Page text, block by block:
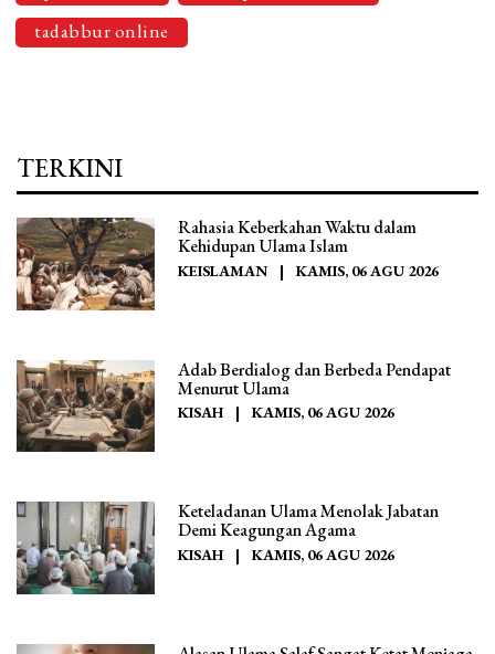
tadabbur online
TERKINI
Rahasia Keberkahan Waktu dalam
Kehidupan Ulama Islam
KEISLAMAN | KAMIS, 06 AGU 2026
Adab Berdialog dan Berbeda Pendapat
Menurut Ulama
KISAH | KAMIS, 06 AGU 2026
Keteladanan Ulama Menolak Jabatan
Demi Keagungan Agama
KISAH | KAMIS, 06 AGU 2026